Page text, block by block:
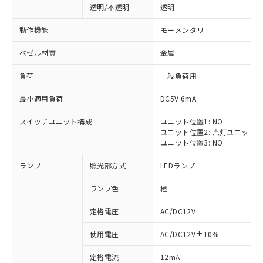
透明/不透明 透明
動作機能 モーメンタリ
ベゼル材質 金属
負荷 一般負荷用
最小適用負荷 DC5V 6mA
スイッチユニット構成
ユニット位置1: NO
ユニット位置2: 点灯ユニット
ユニット位置3: NO
ランプ 照光部方式 LEDランプ
ランプ色 橙
定格電圧 AC/DC12V
使用電圧 AC/DC12V±10%
定格電流 12mA
※1 対応状況
対応済み：EU RoHS指令（10物質）の